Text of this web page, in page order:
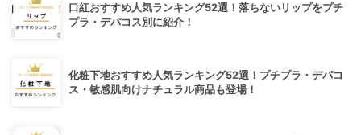
口紅おすすめ人気ランキング52選！落ちないリップをプチ
プラ・デパコス別に紹介！
化粧下地おすすめ人気ランキング52選！プチプラ・デパコ
ス・敏感肌向けナチュラル商品も登場！